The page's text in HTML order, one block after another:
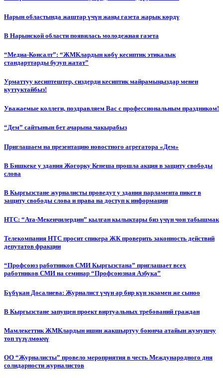
Нарын областында жаштар үчүн жаңы газета жарык көрдү
В Нарынской области появилась молодежная газета
“Медиа-Консалт”: “ЖМКлардын көбү кесиптик этикалык
стандарттарды бузуп жатат”
Урматтуу кесиптештер, сиздерди кесиптик майрамыңыздар менен
куттуктайбыз!
Уважаемые коллеги, поздравляем Вас с профессиональным праздником!
“Дем” сайтынын бет ачарына чакырабыз
Приглашаем на презентацию новостного агрегатора «Дем»
В Бишкеке у здания Жогорку Кенеша прошла акция в защиту свободы
слова
В Кыргызстане журналисты проведут у здания парламента пикет в
защиту свободы слова и права на доступ к информации
НТС: “Ата-Мекенчилердин” кылган кылыктары биз үчүн чон табышмак
Телекомпания НТС просит спикера ЖК проверить законность действий
депутатов фракции
“Профсоюз работников СМИ Кыргызстана” приглашает всех
работников СМИ на семинар “Профсоюзная Азбука”
Бүбүкан Досалиева: Журналист үчүн ар бир күн экзамен же сыноо
В Кыргызстане запущен проект виртуальных требований граждан
Мамлекеттик ЖМКлардын ишин жакшыртуу боюнча атайын жумушчу
топ түзүлмөкчү
ОО “Журналисты” провело мероприятия в честь Международного дня
солидарности журналистов